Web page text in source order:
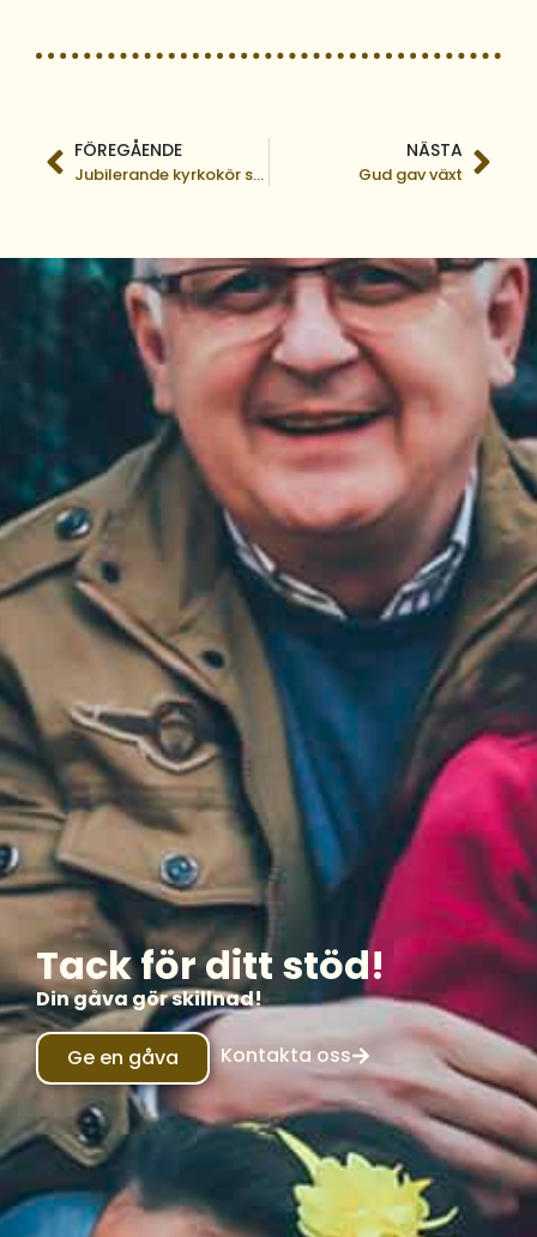
FÖREGÅENDE
Jubilerande kyrkokör skingrar mörkret i Haiti
NÄSTA
Gud gav växt
Tack för ditt stöd!
Din gåva gör skillnad!
Ge en gåva Kontakta oss